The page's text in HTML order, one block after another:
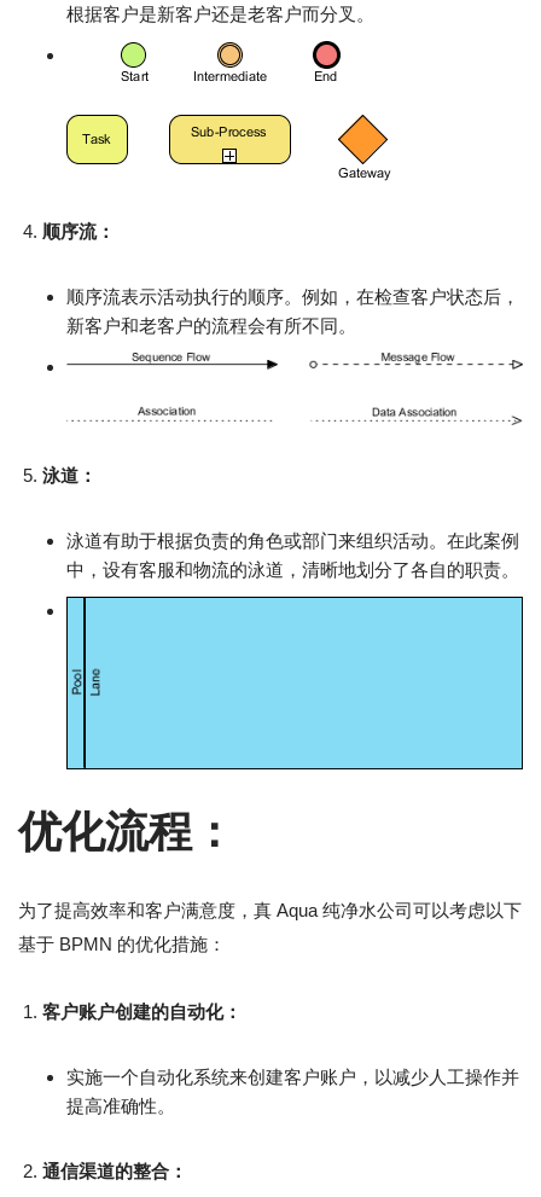
根据客户是新客户还是老客户而分叉。
顺序流：
顺序流表示活动执行的顺序。例如，在检查客户状态后，
新客户和老客户的流程会有所不同。
泳道：
泳道有助于根据负责的角色或部门来组织活动。在此案例
中，设有客服和物流的泳道，清晰地划分了各自的职责。
优化流程：
为了提高效率和客户满意度，真 Aqua 纯净水公司可以考虑以下
基于 BPMN 的优化措施：
客户账户创建的自动化：
实施一个自动化系统来创建客户账户，以减少人工操作并
提高准确性。
通信渠道的整合：